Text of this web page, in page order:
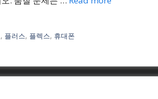
, 플러스, 플렉스, 휴대폰